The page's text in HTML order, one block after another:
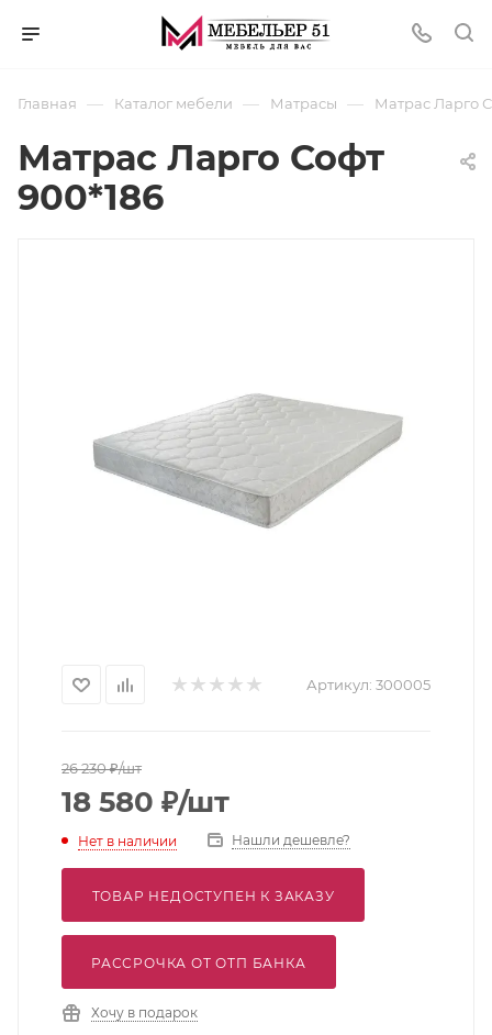
Главная — Каталог мебели — Матрасы — Матрас Ларго
Матрас Ларго Софт
900*186
Артикул: 300005
26 230₽/шт
18 580 ₽/шт
Нет в наличии Нашли дешевле?
ТОВАР НЕДОСТУПЕН К ЗАКАЗУ
РАССРОЧКА ОТ ОТП БАНКА
Хочу в подарок